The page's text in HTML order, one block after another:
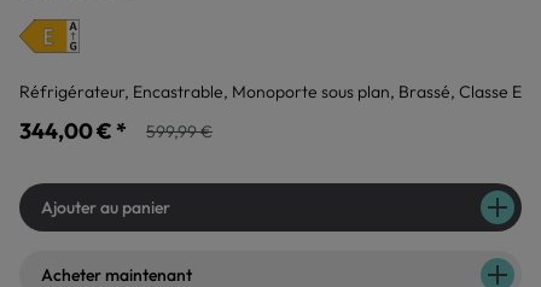
Réfrigérateur, Encastrable, Monoporte sous plan, Brassé, Classe E
344,00 € * 599,99 €
Ajouter au panier
Acheter maintenant